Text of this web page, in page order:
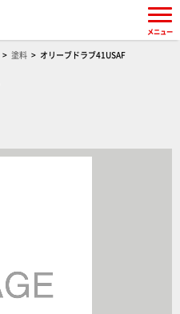
塗料 オリーブドラブ41USAF
メニュー